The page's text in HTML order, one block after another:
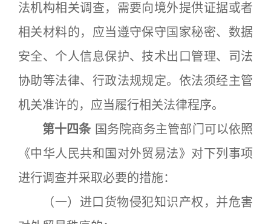
法机构相关调查，需要向境外提供证据或者
相关材料的，应当遵守保守国家秘密、数据
安全、个人信息保护、技术出口管理、司法
协助等法律、行政法规规定。依法须经主管
机关准许的，应当履行相关法律程序。
第十四条 国务院商务主管部门可以依照
《中华人民共和国对外贸易法》对下列事项
进行调查并采取必要的措施：
（一）进口货物侵犯知识产权，并危害